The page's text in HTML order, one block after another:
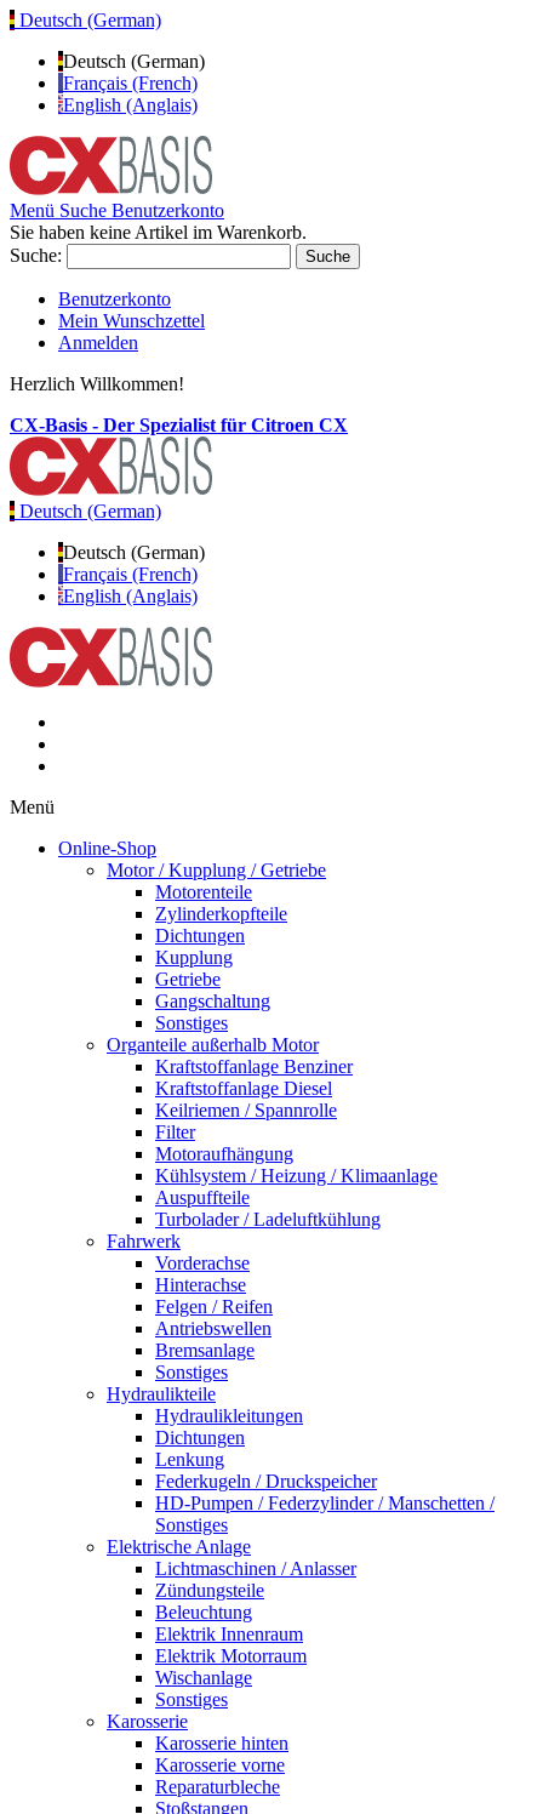
Deutsch (German)
Deutsch (German)
Français (French)
English (Anglais)
Menü Suche Benutzerkonto
Sie haben keine Artikel im Warenkorb.
Suche:
Suche
Benutzerkonto
Mein Wunschzettel
Anmelden
Herzlich Willkommen!
CX-Basis - Der Spezialist für Citroen CX
Deutsch (German)
Deutsch (German)
Français (French)
English (Anglais)
Menü
Online-Shop
Motor / Kupplung / Getriebe
Motorenteile
Zylinderkopfteile
Dichtungen
Kupplung
Getriebe
Gangschaltung
Sonstiges
Organteile außerhalb Motor
Kraftstoffanlage Benziner
Kraftstoffanlage Diesel
Keilriemen / Spannrolle
Filter
Motoraufhängung
Kühlsystem / Heizung / Klimaanlage
Auspuffteile
Turbolader / Ladeluftkühlung
Fahrwerk
Vorderachse
Hinterachse
Felgen / Reifen
Antriebswellen
Bremsanlage
Sonstiges
Hydraulikteile
Hydraulikleitungen
Dichtungen
Lenkung
Federkugeln / Druckspeicher
HD-Pumpen / Federzylinder / Manschetten /
Sonstiges
Elektrische Anlage
Lichtmaschinen / Anlasser
Zündungsteile
Beleuchtung
Elektrik Innenraum
Elektrik Motorraum
Wischanlage
Sonstiges
Karosserie
Karosserie hinten
Karosserie vorne
Reparaturbleche
Stoßstangen